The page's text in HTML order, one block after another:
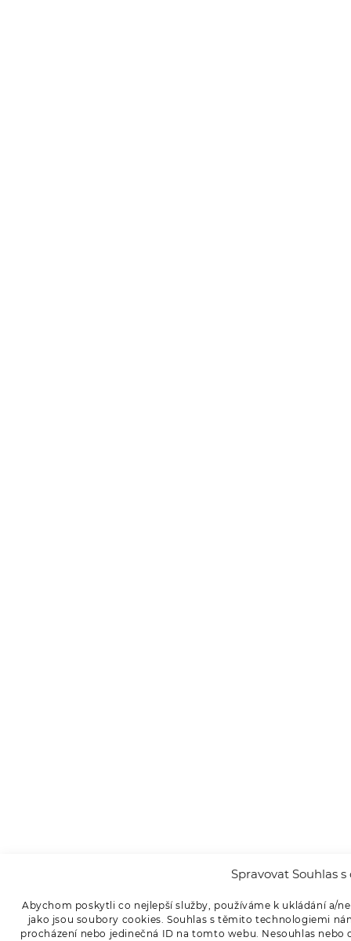
Spravovat Souhlas s
Abychom poskytli co nejlepší služby, používáme k ukládání a/
jako jsou soubory cookies. Souhlas s těmito technologiemi
procházení nebo jedinečná ID na tomto webu. Nesouhlas